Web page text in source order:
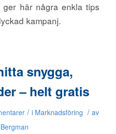
här några enkla tips
kampanj.
snygga,
– helt gratis
/ i Marknadsföring / av